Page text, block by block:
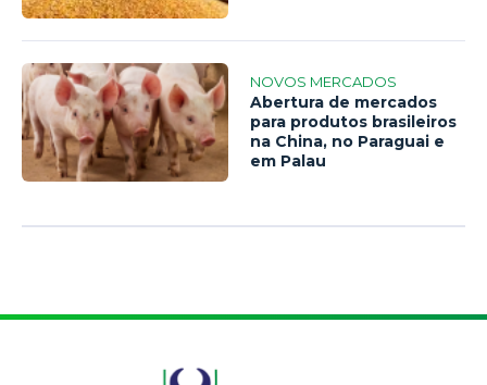
NOVOS MERCADOS
Abertura de mercados
para produtos brasileiros
na China, no Paraguai e
em Palau